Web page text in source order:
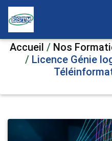
Accueil / Nos
/ Licence Génie